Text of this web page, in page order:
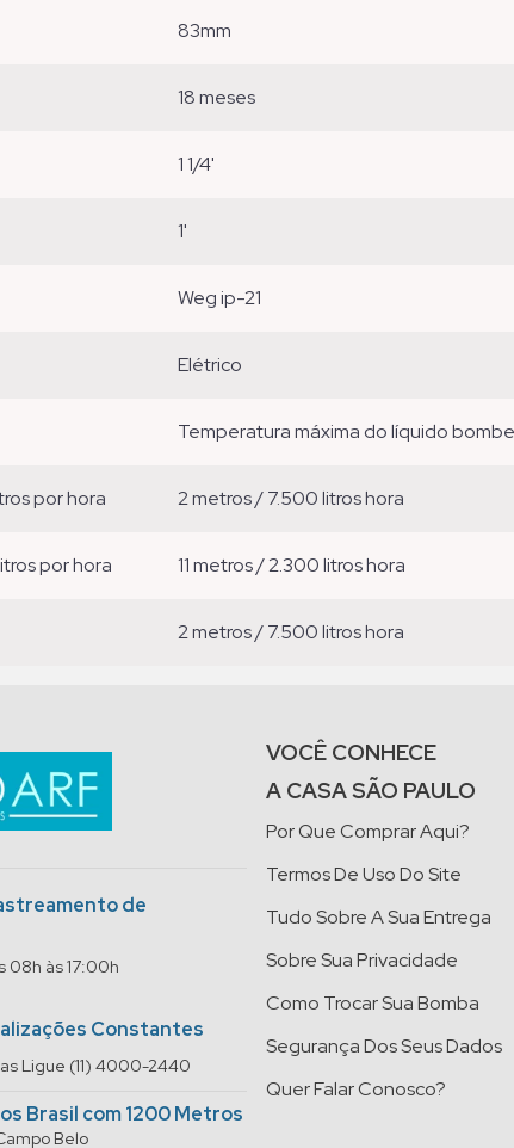
83mm
18 meses
1 1/4'
1'
weg ip-21
elétrico
temperatura máxima do líquido
por hora 2 metros / 7.500 litros hora
por hora 11 metros / 2.300 litros hora
2 metros / 7.500 litros hora
de
08h às 17:00h
Constantes
Ligue (11) 4000-2440
Brasil com 1200 Metros
Belo
VOCÊ CONHECE
A CASA SÃO PAULO
Por Que Comprar Aqui?
Termos De Uso Do Site
Tudo Sobre A Sua Entrega
Sobre Sua Privacidade
Como Trocar Sua Bomba
Segurança Dos Seus Dados
Quer Falar Conosco?